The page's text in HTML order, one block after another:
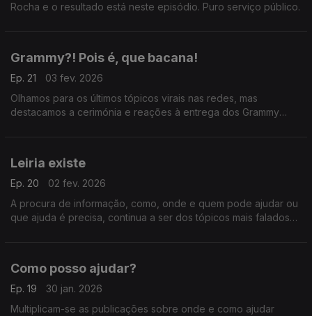
Rocha e o resultado está neste episódio. Puro serviço público.
Grammy?! Pois é, que bacana!
Ep. 21
03 fev. 2026
Olhamos para os últimos tópicos virais nas redes, mas
destacamos a cerimónia e reações à entrega dos Grammy
Leiria existe
Ep. 20
02 fev. 2026
A procura de informação, como, onde e quem pode ajudar ou
que ajuda é precisa, continua a ser dos tópicos mais falados
Como posso ajudar?
Ep. 19
30 jan. 2026
Multiplicam-se as publicações sobre onde e como ajudar